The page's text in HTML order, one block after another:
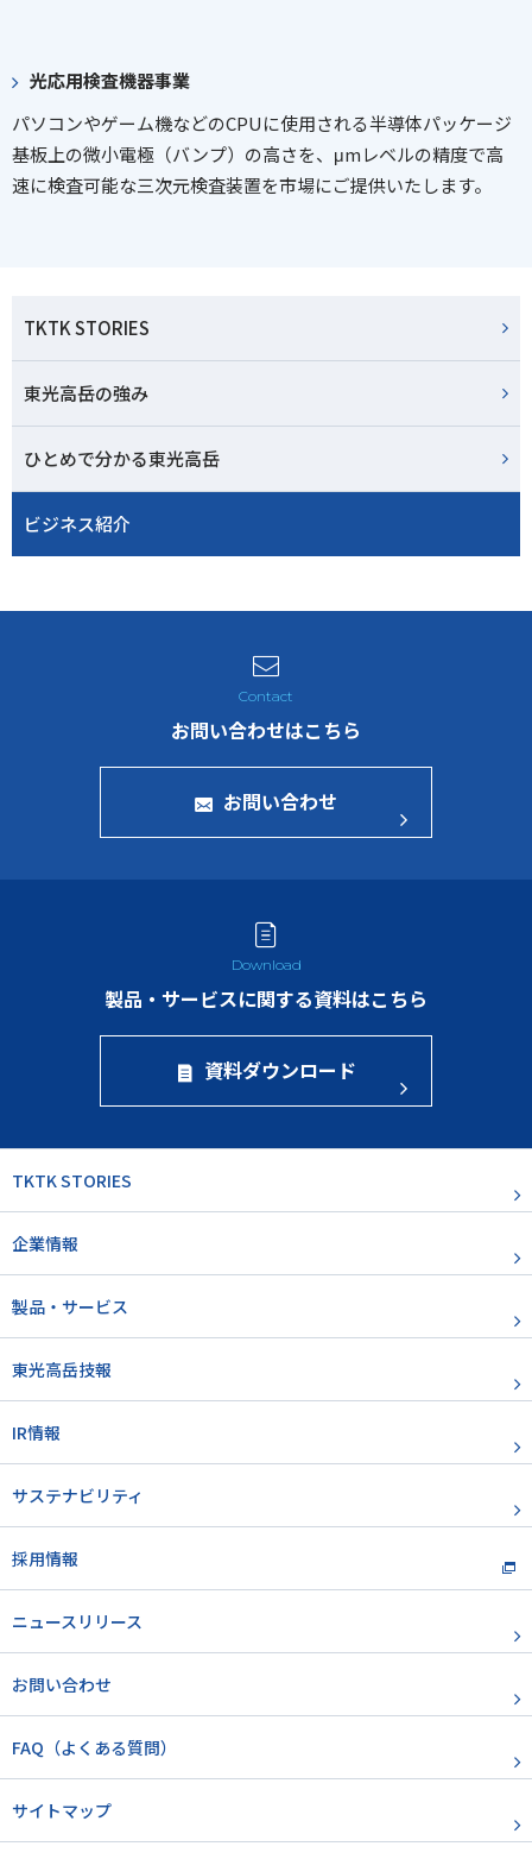
光応用検査機器事業
パソコンやゲーム機などのCPUに使用される半導体パッケージ
基板上の微小電極（バンプ）の高さを、μmレベルの精度で高
速に検査可能な三次元検査装置を市場にご提供いたします。
TKTK STORIES
東光高岳の強み
ひとめで分かる東光高岳
ビジネス紹介
お問い合わせはこちら
お問い合わせ
製品・サービスに関する資料はこちら
資料ダウンロード
TKTK STORIES
企業情報
製品・サービス
東光高岳技報
IR情報
サステナビリティ
採用情報
ニュースリリース
お問い合わせ
FAQ（よくある質問）
サイトマップ